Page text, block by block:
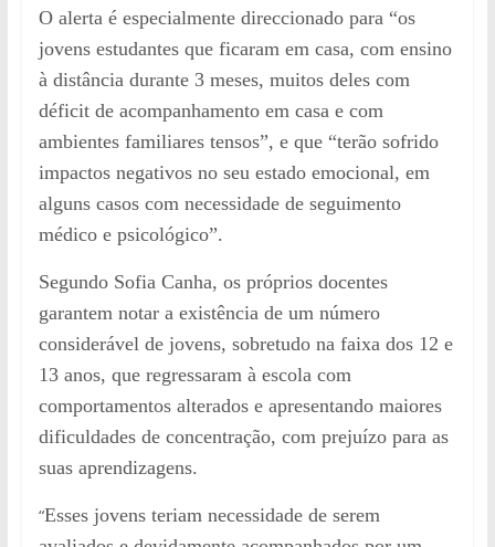
O alerta é especialmente direccionado para “os
jovens estudantes que ficaram em casa, com ensino
à distância durante 3 meses, muitos deles com
déficit de acompanhamento em casa e com
ambientes familiares tensos”, e que “terão sofrido
impactos negativos no seu estado emocional, em
alguns casos com necessidade de seguimento
médico e psicológico”.
Segundo Sofia Canha, os próprios docentes
garantem notar a existência de um número
considerável de jovens, sobretudo na faixa dos 12 e
13 anos, que regressaram à escola com
comportamentos alterados e apresentando maiores
dificuldades de concentração, com prejuízo para as
suas aprendizagens.
“Esses jovens teriam necessidade de serem